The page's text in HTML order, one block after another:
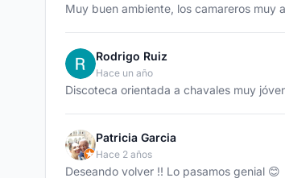
Muy buen ambiente, los camareros muy
Rodrigo Ruiz
Hace un año
Discoteca orientada a chavales muy
Patricia Garcia
Hace 2 años
Deseando volver !! Lo pasamos genial 😊